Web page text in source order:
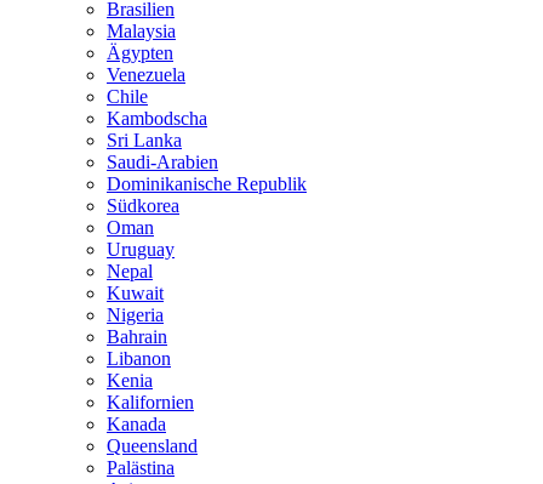
Brasilien
Malaysia
Ägypten
Venezuela
Chile
Kambodscha
Sri Lanka
Saudi-Arabien
Dominikanische Republik
Südkorea
Oman
Uruguay
Nepal
Kuwait
Nigeria
Bahrain
Libanon
Kenia
Kalifornien
Kanada
Queensland
Palästina